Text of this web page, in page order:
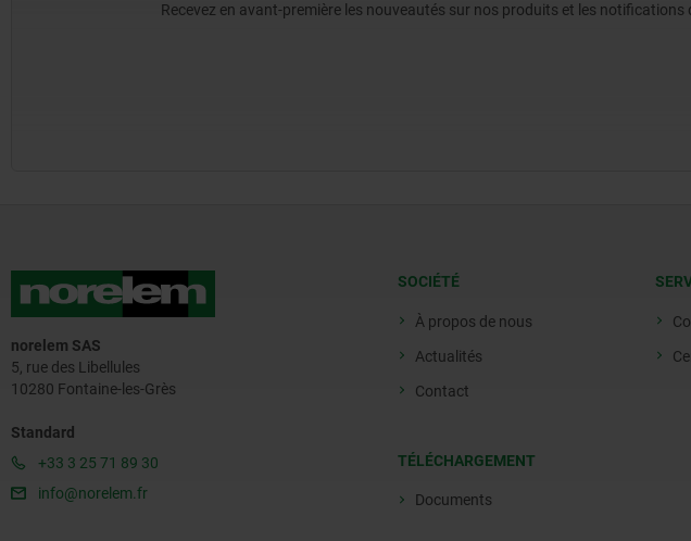
Recevez en avant-première les nouveautés sur nos produits et les notifications
norelem SAS
5, rue des Libellules
10280 Fontaine-les-Grès
Standard
+33 3 25 71 89 30
info@norelem.fr
SOCIÉTÉ
À propos de nous
Actualités
Contact
TÉLÉCHARGEMENT
Documents